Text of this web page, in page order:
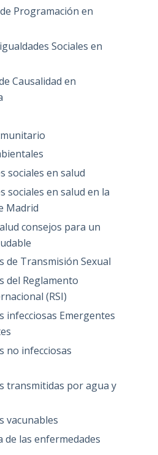
Programación en
Sociales en
Causalidad en
sociales en salud
sociales en salud en la
Madrid
consejos para un
de Transmisión Sexual
del Reglamento
(RSI)
infecciosas Emergentes
no infecciosas
transmitidas por agua y
vacunables
de las enfermedades